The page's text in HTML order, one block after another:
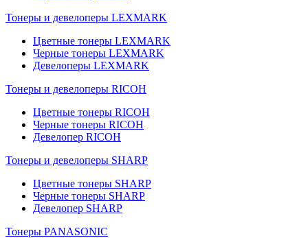
Тонеры и девелоперы LEXMARK
Цветные тонеры LEXMARK
Черные тонеры LEXMARK
Девелоперы LEXMARK
Тонеры и девелоперы RICOH
Цветные тонеры RICOH
Черные тонеры RICOH
Девелопер RICOH
Тонеры и девелоперы SHARP
Цветные тонеры SHARP
Черные тонеры SHARP
Девелопер SHARP
Тонеры PANASONIC